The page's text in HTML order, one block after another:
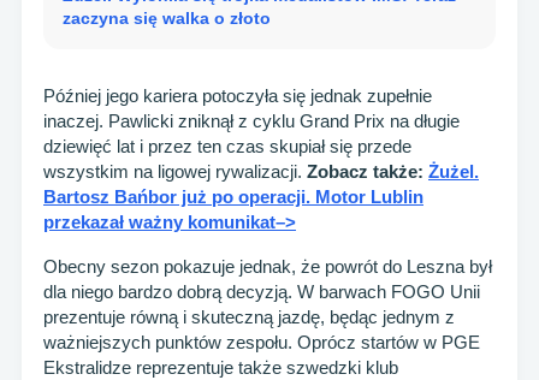
zaczyna się walka o złoto
Później jego kariera potoczyła się jednak zupełnie
inaczej. Pawlicki zniknął z cyklu Grand Prix na długie
dziewięć lat i przez ten czas skupiał się przede
wszystkim na ligowej rywalizacji. Zobacz także: Żużel.
Bartosz Bańbor już po operacji. Motor Lublin
przekazał ważny komunikat–>
Obecny sezon pokazuje jednak, że powrót do Leszna był
dla niego bardzo dobrą decyzją. W barwach FOGO Unii
prezentuje równą i skuteczną jazdę, będąc jednym z
ważniejszych punktów zespołu. Oprócz startów w PGE
Ekstralidze reprezentuje także szwedzki klub